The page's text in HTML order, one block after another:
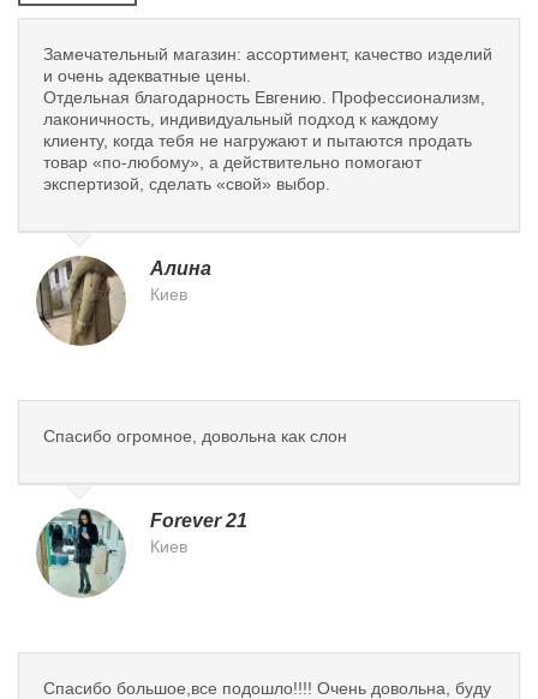
Замечательный магазин: ассортимент, качество изделий
и очень адекватные цены.
Отдельная благодарность Евгению. Профессионализм,
лаконичность, индивидуальный подход к каждому
клиенту, когда тебя не нагружают и пытаются продать
товар «по-любому», а действительно помогают
экспертизой, сделать «свой» выбор.
Алина
Киев
Спасибо огромное, довольна как слон
Forever 21
Киев
Спасибо большое,все подошло!!!! Очень довольна, буду